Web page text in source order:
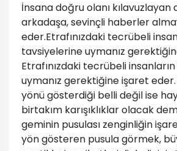
İnsana doğru olanı kılavuzlayan
arkadaşa, sevinçli haberler
eder.Etrafınızdaki tecrübeli
tavsiyelerine uymanız
Etrafınızdaki tecrübeli
uymanız gerektiğine işaret eder.
yönü gösterdiği belli değil ise
birtakım karışıklıklar olacak
geminin pusulası zenginliğin
yön gösteren pusula görmek,